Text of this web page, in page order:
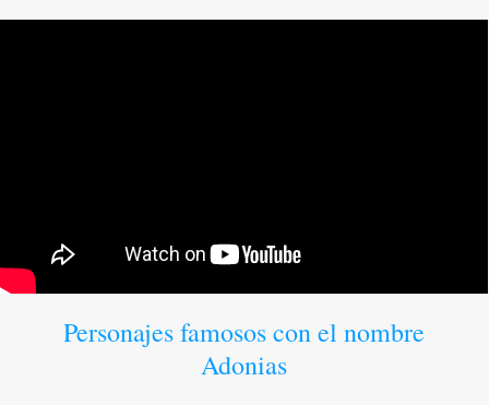
Personajes famosos con el nombre
Adonias